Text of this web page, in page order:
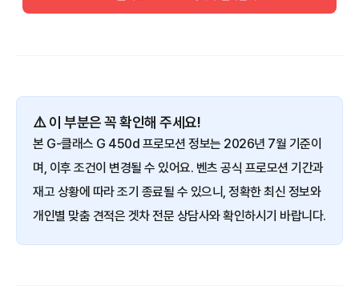
⚠️ 이 부분은 꼭 확인해 주세요!
본 G-클래스 G 450d 프로모션 정보는 2026년 7월 기준이
며, 이후 조건이 변경될 수 있어요. 벤츠 공식 프로모션 기간과
재고 상황에 따라 조기 종료될 수 있으니, 정확한 최신 정보와
개인별 맞춤 견적은 겟차 전문 상담사와 확인하시기 바랍니다.